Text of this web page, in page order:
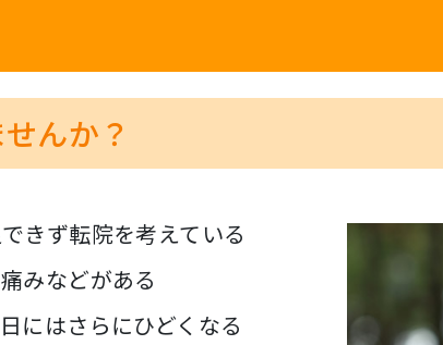
んか？
きず転院を考えている
みなどがある
にはさらにひどくなる